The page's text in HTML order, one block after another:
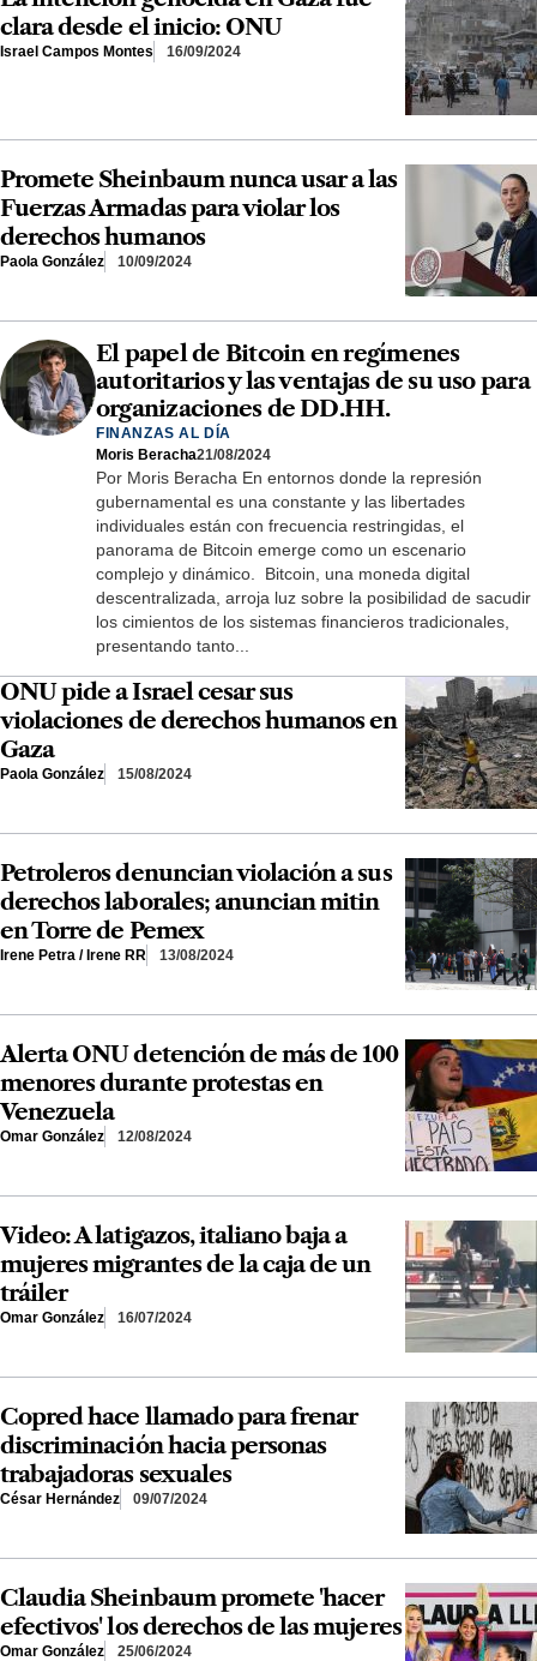
clara desde el inicio: ONU
Israel Campos Montes 16/09/2024
Promete Sheinbaum nunca usar a las
Fuerzas Armadas para violar los
derechos humanos
Paola González 10/09/2024
El papel de Bitcoin en regímenes
autoritarios y las ventajas de su uso para
organizaciones de DD.HH.
FINANZAS AL DÍA
Moris Beracha21/08/2024
Por Moris Beracha En entornos donde la represión
gubernamental es una constante y las libertades
individuales están con frecuencia restringidas, el
panorama de Bitcoin emerge como un escenario
complejo y dinámico. Bitcoin, una moneda digital
descentralizada, arroja luz sobre la posibilidad de sacudir
los cimientos de los sistemas financieros tradicionales,
presentando tanto...
ONU pide a Israel cesar sus
violaciones de derechos humanos en
Gaza
Paola González 15/08/2024
Petroleros denuncian violación a sus
derechos laborales; anuncian mitin
en Torre de Pemex
Irene Petra / Irene RR 13/08/2024
Alerta ONU detención de más de 100
menores durante protestas en
Venezuela
Omar González 12/08/2024
Video: A latigazos, italiano baja a
mujeres migrantes de la caja de un
tráiler
Omar González 16/07/2024
Copred hace llamado para frenar
discriminación hacia personas
trabajadoras sexuales
César Hernández 09/07/2024
Claudia Sheinbaum promete 'hacer
efectivos' los derechos de las mujeres
Omar González 25/06/2024